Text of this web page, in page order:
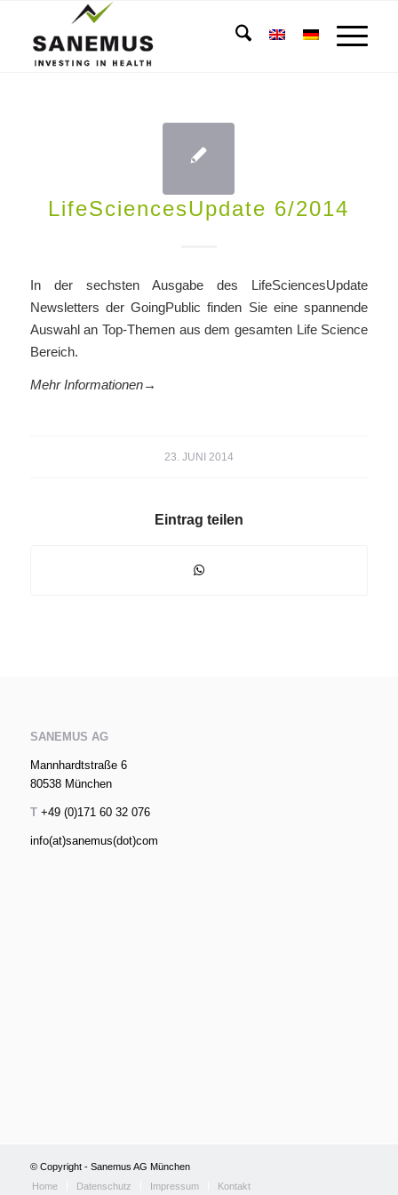
LifeSciencesUpdate 6/2014
In der sechsten Ausgabe des LifeSciencesUpdate
Newsletters der GoingPublic finden Sie eine spannende
Auswahl an Top-Themen aus dem gesamten Life Science
Bereich.
Mehr Informationen→
23. JUNI 2014
Eintrag teilen
SANEMUS AG
Mannhardtstraße 6
80538 München
T+49 (0)171 60 32 076
info(at)sanemus(dot)com
© Copyright - Sanemus AG München
Home
Datenschutz Impressum Kontakt